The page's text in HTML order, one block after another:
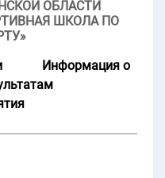
ОБЛАСТИ
ШКОЛА ПО
Информация о